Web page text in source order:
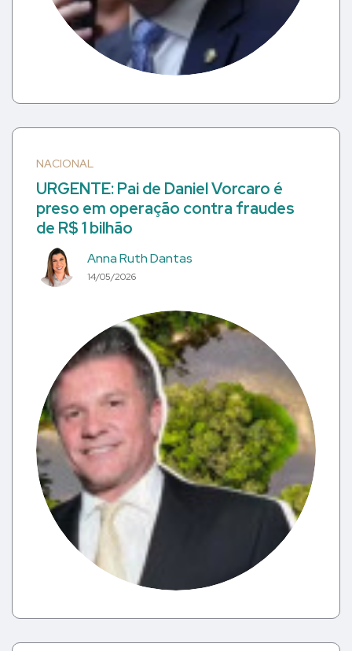
NACIONAL
URGENTE: Pai de Daniel Vorcaro é
preso em operação contra fraudes
de R$ 1 bilhão
Anna Ruth Dantas
14/05/2026